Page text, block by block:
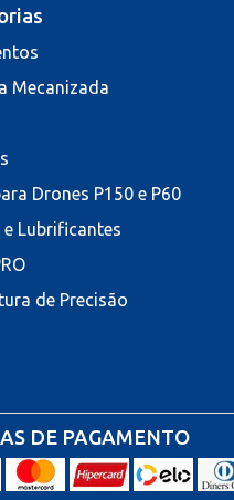
Mecanizada
Drones P150 e P60
e Lubrificantes
de Precisão
DE PAGAMENTO